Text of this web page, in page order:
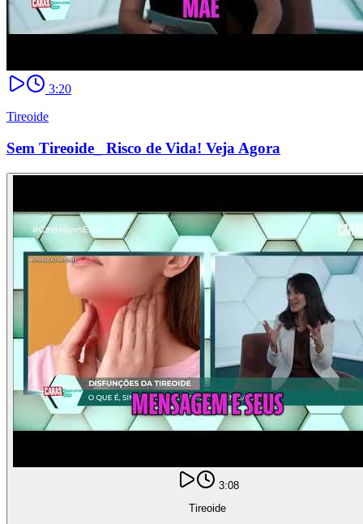
3:20
Tireoide
Sem Tireoide_ Risco de Vida! Veja Agora
3:08
Tireoide